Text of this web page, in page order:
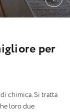
igliore per
chimica. Si tratta
loro due